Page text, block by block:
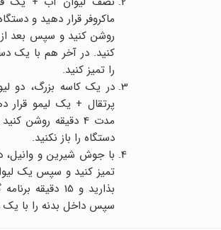
کنید. در آخر هم با یک
را تمیز کنید.
پرتقال + یک لیمو قرار
دستگاه را باز نکنید.
با جوش شیرین و وانیل،
تمیز کنید و سپس یک
بذارید و 15
سپس داخل بدنه را با یک